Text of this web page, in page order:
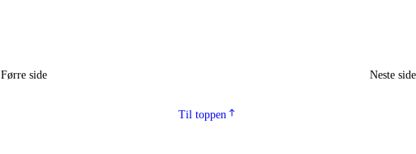
Førre side Neste side
Til toppen